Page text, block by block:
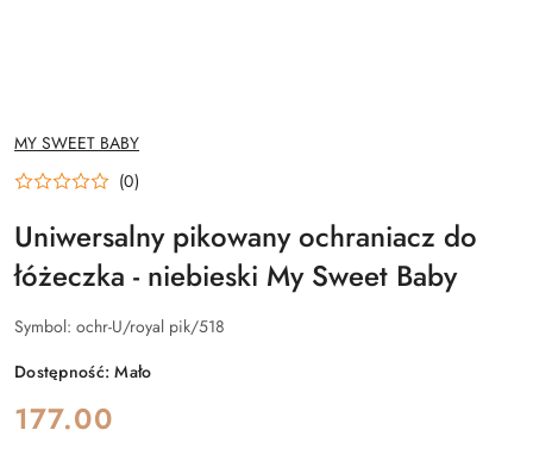
NAZWA
PRODUCENTA:
MY SWEET BABY
(0)
Uniwersalny pikowany ochraniacz do
łóżeczka - niebieski My Sweet Baby
Symbol: ochr-U/royal pik/518
Dostępność:Mało
cena:
177.00